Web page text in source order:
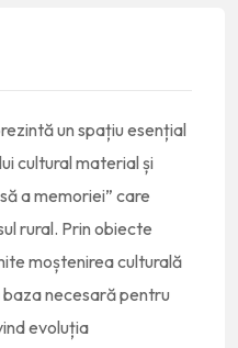
un spațiu esențial
cultural material și
a memoriei” care
rural. Prin obiecte
moștenirea culturală
necesară pentru
evoluția